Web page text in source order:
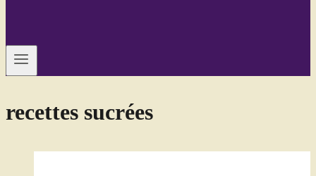
recettes sucrées